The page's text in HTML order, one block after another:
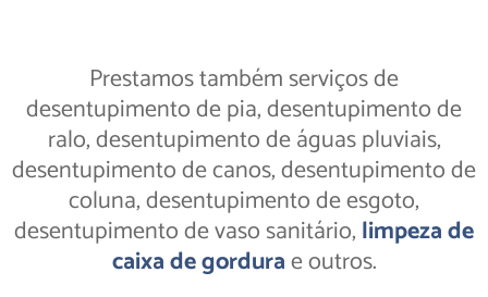
Prestamos também serviços de
desentupimento de pia, desentupimento de
ralo, desentupimento de águas pluviais,
desentupimento de canos, desentupimento de
coluna, desentupimento de esgoto,
desentupimento de vaso sanitário,limpeza de
caixa de gordurae outros.